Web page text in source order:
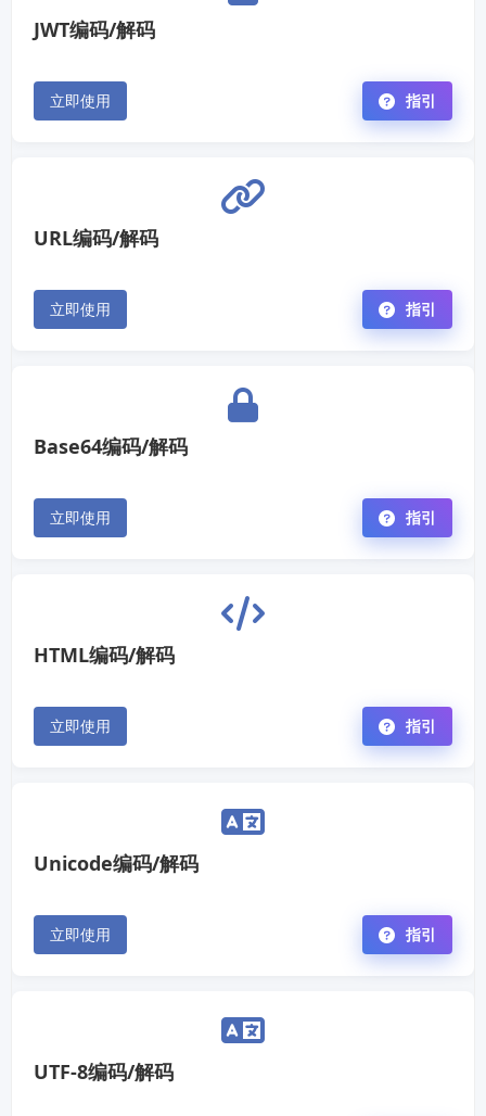
JWT编码/解码
立即使用 指引
URL编码/解码
立即使用 指引
Base64编码/解码
立即使用 指引
HTML编码/解码
立即使用 指引
Unicode编码/解码
立即使用 指引
UTF-8编码/解码